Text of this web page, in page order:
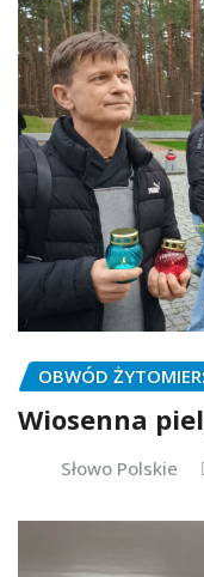
OBWÓD
Wiosenna
Słowo Polskie